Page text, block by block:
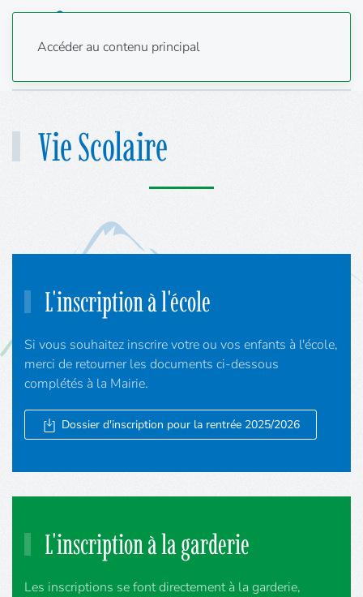
Accéder au contenu principal
Vie Scolaire
L'inscription à l'école
Si vous souhaitez inscrire votre ou vos enfants à l'école,
merci de retourner les documents ci-dessous
complétés à la Mairie.
Dossier d'inscription pour la rentrée 2025/2026
L'inscription à la garderie
Les inscriptions se font directement à la garderie,